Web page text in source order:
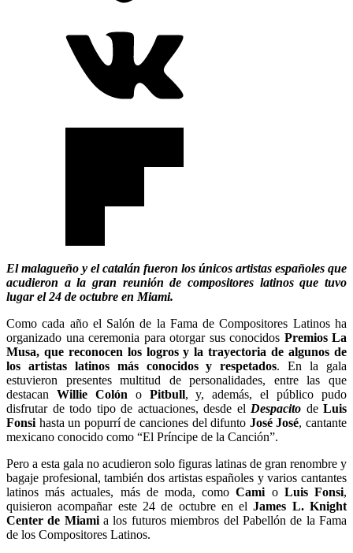
El malagueño y el catalán fueron los únicos artistas españoles que
acudieron a la gran reunión de compositores latinos que tuvo
lugar el 24 de octubre en Miami.
Como cada año el Salón de la Fama de Compositores Latinos ha
organizado una ceremonia para otorgar sus conocidos Premios La
Musa, que reconocen los logros y la trayectoria de algunos de
los artistas latinos más conocidos y respetados. En la gala
estuvieron presentes multitud de personalidades, entre las que
destacan Willie Colón o Pitbull, y, además, el público pudo
disfrutar de todo tipo de actuaciones, desde el Despacito de Luis
Fonsi hasta un popurrí de canciones del difunto José José, cantante
mexicano conocido como “El Príncipe de la Canción”.
Pero a esta gala no acudieron solo figuras latinas de gran renombre y
bagaje profesional, también dos artistas españoles y varios cantantes
latinos más actuales, más de moda, comoCami o Luis Fonsi,
quisieron acompañar este 24 de octubre en elJames L. Knight
Center de Miamia los futuros miembros del Pabellón de la Fama
de los Compositores Latinos.